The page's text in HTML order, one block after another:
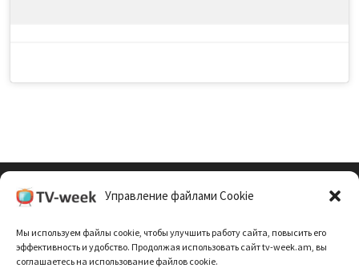
Управление файлами Cookie
Мы используем файлы cookie, чтобы улучшить работу сайта, повысить его
эффективность и удобство. Продолжая использовать сайт tv-week.am, вы
соглашаетесь на использование файлов cookie.
Политика Конфиденциальности